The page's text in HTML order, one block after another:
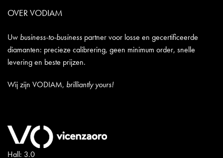
OVER VODIAM
Uw business-to-business partner voor losse en gecertificeerde
diamanten: precieze calibrering, geen minimum order, snelle
levering en beste prijzen.
Wij zijn VODIAM, brilliantly yours!
Hall: 3.0